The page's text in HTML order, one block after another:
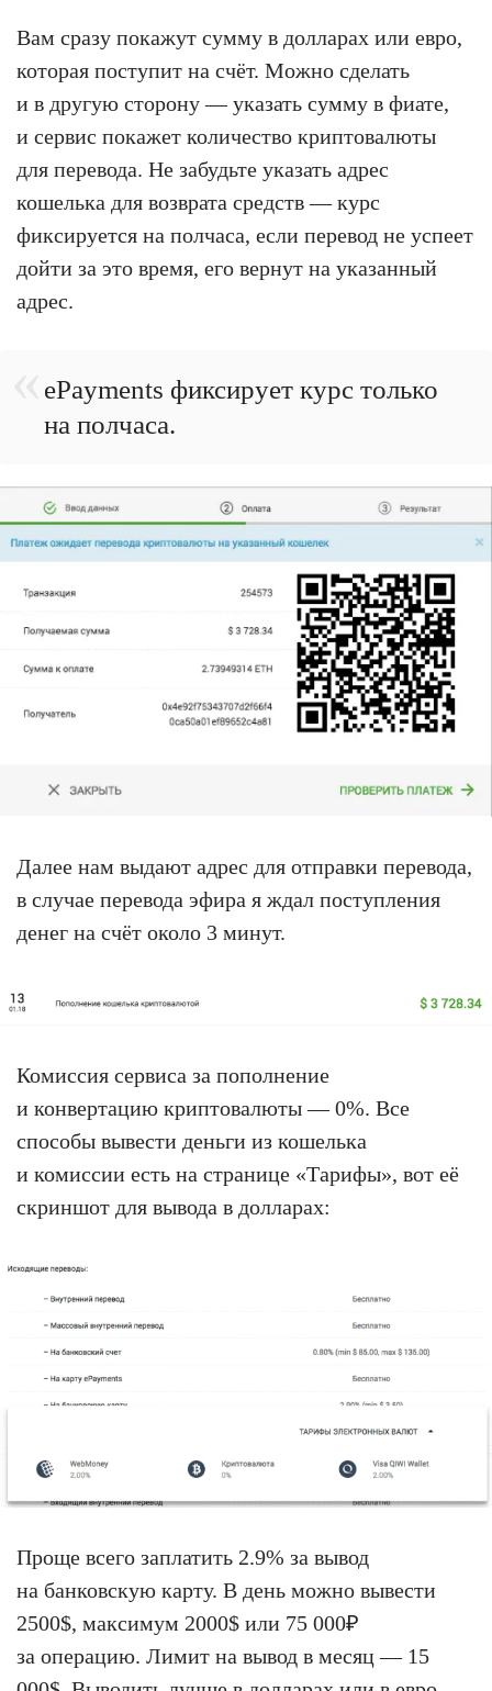
Вам сразу покажут сумму в долларах или евро,
которая поступит на счёт. Можно сделать
и в другую сторону — указать сумму в фиате,
и сервис покажет количество криптовалюты
для перевода. Не забудьте указать адрес
кошелька для возврата средств — курс
фиксируется на полчаса, если перевод не успеет
дойти за это время, его вернут на указанный
адрес.
ePayments фиксирует курс только
на полчаса.
Далее нам выдают адрес для отправки перевода,
в случае перевода эфира я ждал поступления
денег на счёт около 3 минут.
Комиссия сервиса за пополнение
и конвертацию криптовалюты — 0%. Все
способы вывести деньги из кошелька
и комиссии есть на странице «Тарифы», вот её
скриншот для вывода в долларах:
Проще всего заплатить 2.9% за вывод
на банковскую карту. В день можно вывести
2500$, максимум 2000$ или 75 000₽
за операцию. Лимит на вывод в месяц — 15